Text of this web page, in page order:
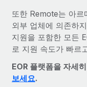
또한 Remote는 아르
외부 업체에 의존하
지원을 포함한 모든
로 지원 속도가 빠르
EOR 플랫폼을 자세
보세요.